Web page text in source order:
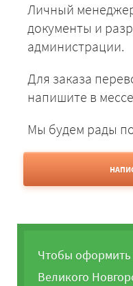
Личный
документы и
администрации.
Для заказа
напишите в
Мы будем рады
Чтобы оформить
Великого